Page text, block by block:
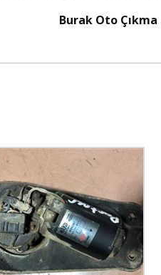
Burak Oto Çıkma